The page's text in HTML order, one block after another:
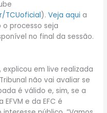
TCUoficial).Veja aqui a
processo seja
no final da sessão.
explicou em live realizada
não vai avaliar se
é válido e, sim, se a
e da EFC é